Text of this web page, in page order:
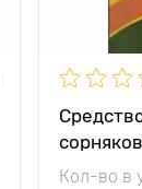
Кол-во в